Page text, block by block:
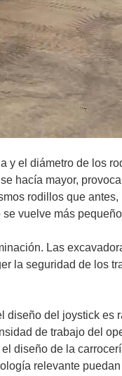
y el diámetro de los
hacía mayor,
rodillos que antes,
vuelve más
Las
la seguridad de los
diseño del joystick es
de trabajo del
diseño de la
relevante